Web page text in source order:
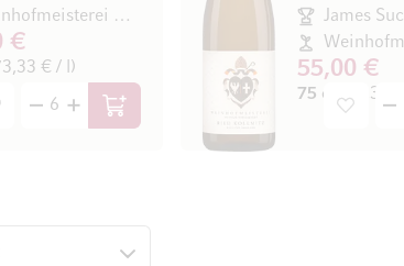
Weinhofmeisterei Mathias Hirtzberger
€
€ / l)
In den Warenkorb
55,00 €
75 cl (73,33 €